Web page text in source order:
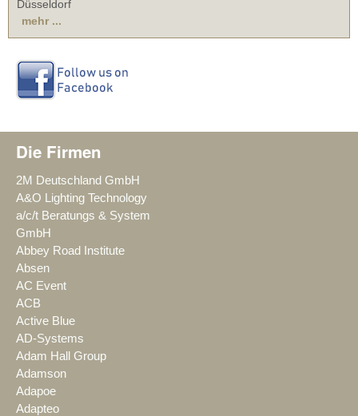
Düsseldorf
mehr ...
Die Firmen
2M Deutschland GmbH
A&O Lighting Technology
a/c/t Beratungs & System
GmbH
Abbey Road Institute
Absen
AC Event
ACB
Active Blue
AD-Systems
Adam Hall Group
Adamson
Adapoe
Adapteo